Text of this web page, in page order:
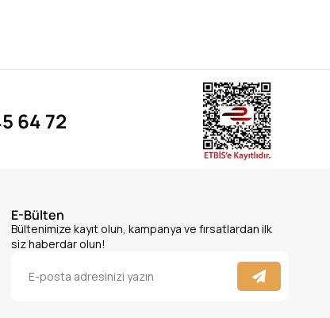
64 72
E-Bülten
Bültenimize kayıt olun, kampanya ve fırsatlardan ilk
siz haberdar olun!